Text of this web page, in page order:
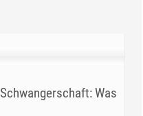
Was